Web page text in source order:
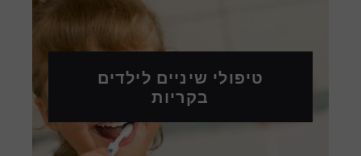
טיפולי שיניים לילדים
בקריות